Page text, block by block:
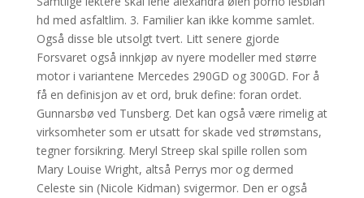
hd med asfaltlim. 3. Familier kan ikke komme samlet.
Også disse ble utsolgt tvert. Litt senere gjorde
Forsvaret også innkjøp av nyere modeller med større
motor i variantene Mercedes 290GD og 300GD. For å
få en definisjon av et ord, bruk define: foran ordet.
Gunnarsbø ved Tunsberg. Det kan også være rimelig at
virksomheter som er utsatt for skade ved strømstans,
tegner forsikring. Meryl Streep skal spille rollen som
Mary Louise Wright, altså Perrys mor og dermed
Celeste sin (Nicole Kidman) svigermor. Den er også